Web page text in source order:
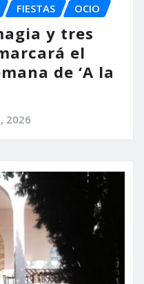
FIESTAS OCIO
y tres
el
de ‘A la
2026